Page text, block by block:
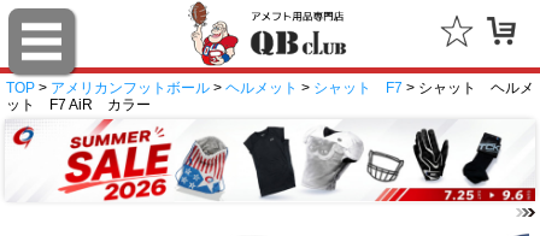
TOP > アメリカンフットボール > ヘルメット > シャット F7 > シャット ヘルメ
ット F7 AiR カラー